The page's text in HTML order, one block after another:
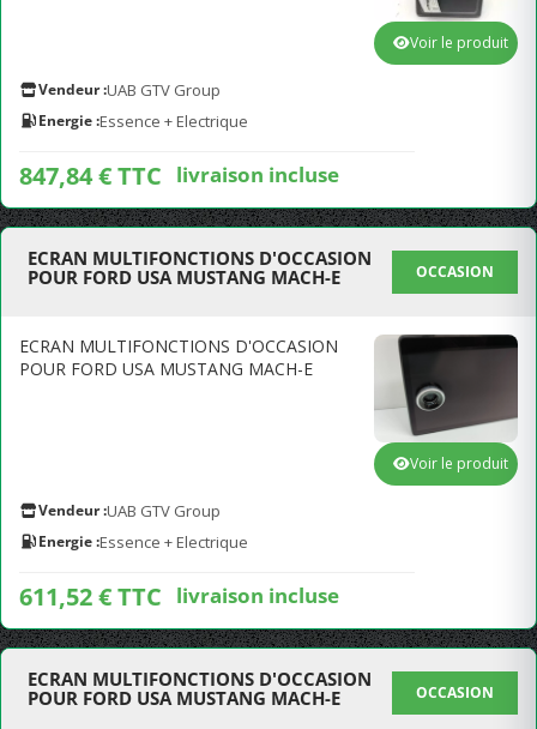
Vendeur :UAB GTV Group
Energie :Essence + Electrique
847,84 € TTC livraison incluse
Voir le produit
ECRAN MULTIFONCTIONS D'OCCASION
POUR FORD USA MUSTANG MACH-E
OCCASION
ECRAN MULTIFONCTIONS D'OCCASION
POUR FORD USA MUSTANG MACH-E
Vendeur :UAB GTV Group
Energie :Essence + Electrique
611,52 € TTC livraison incluse
Voir le produit
ECRAN MULTIFONCTIONS D'OCCASION
POUR FORD USA MUSTANG MACH-E
OCCASION